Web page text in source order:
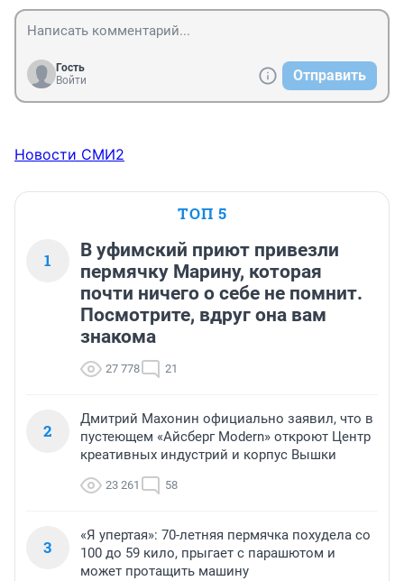
Гость
Войти
Отправить
Новости СМИ2
ТОП 5
1
В уфимский приют привезли
пермячку Марину, которая
почти ничего о себе не помнит.
Посмотрите, вдруг она вам
знакома
27 778 21
2
Дмитрий Махонин официально заявил, что в
пустеющем «Айсберг Modern» откроют Центр
креативных индустрий и корпус Вышки
23 261 58
3
«Я упертая»: 70-летняя пермячка похудела со
100 до 59 кило, прыгает с парашютом и
может протащить машину